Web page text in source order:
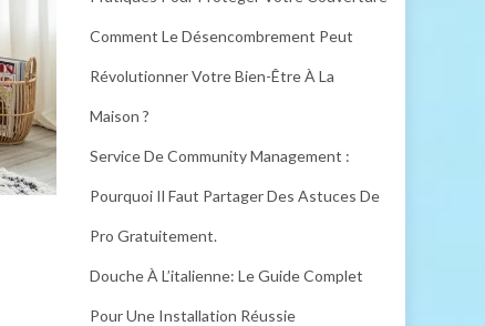
Comment Le Désencombrement Peut
Révolutionner Votre Bien-Être À La
Maison ?
Service De Community Management :
Pourquoi Il Faut Partager Des Astuces De
Pro Gratuitement.
Douche À L’italienne: Le Guide Complet
Pour Une Installation Réussie